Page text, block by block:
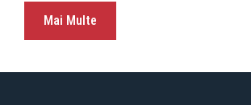
Mai Multe